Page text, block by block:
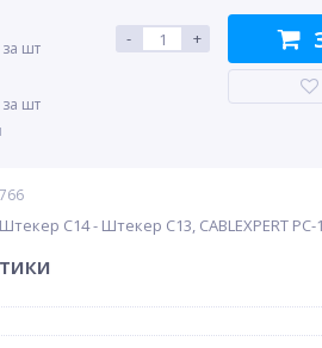
шт
шт
- +
C14 - Штекер C13, CABLEXPERT